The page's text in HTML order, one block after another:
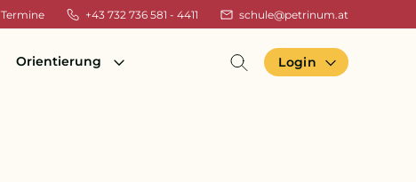
Termine +43 732 736 581 - 4411 schule@petrinum.at
Orientierung Login